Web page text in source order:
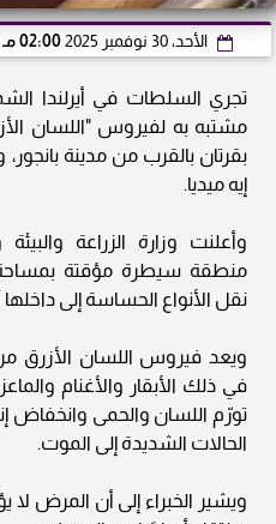
الأحد، 30 نوفمبر 2025 02:00 مـ
تجري السلطات في أيرلندا
مشتبه به لفيروس "اللسان
بقرتان بالقرب من مدينة بانجور،
إيه ميديا.
وأعلنت وزارة الزراعة
نقل الأنواع الحساسة إلى داخلها
ويعد فيروس اللسان الأزرق
في ذلك الأبقار والأغنام
تورّم اللسان والحمى وانخفاض
الحالات الشديدة إلى الموت.
ويشير الخبراء إلى أن المرض لا